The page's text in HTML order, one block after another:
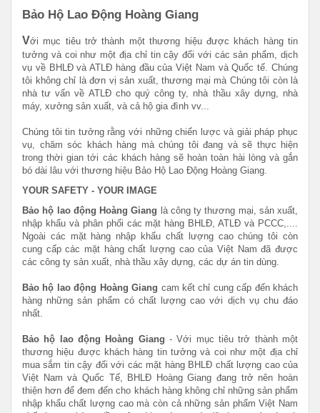
Bảo Hộ Lao Động Hoàng Giang
Với mục tiêu trở thành một thương hiệu được khách hàng tin
tưởng và coi như một địa chỉ tin cậy đối với các sản phẩm, dịch
vụ về BHLĐ và ATLĐ hàng đầu của Việt Nam và Quốc tế. Chúng
tôi không chỉ là đơn vị sản xuất, thương mại mà Chúng tôi còn là
nhà tư vấn về ATLĐ cho quý công ty, nhà thầu xây dựng, nhà
máy, xưởng sản xuất, và cả hộ gia đình vv...
Chúng tôi tin tưởng rằng với những chiến lược và giải pháp phục
vụ, chăm sóc khách hàng mà chúng tôi đang và sẽ thực hiện
trong thời gian tới các khách hàng sẽ hoàn toàn hài lòng và gắn
bó dài lâu với thương hiệu Bảo Hộ Lao Động Hoàng Giang.
YOUR SAFETY - YOUR IMAGE
Bảo hộ lao động Hoàng Giang là công ty thương mại, sản xuất,
nhập khẩu và phân phối các mặt hàng BHLĐ, ATLĐ và PCCC,....
Ngoài các mặt hàng nhập khẩu chất lượng cao chúng tôi còn
cung cấp các mặt hàng chất lượng cao của Việt Nam đã được
các công ty sản xuất, nhà thầu xây dựng, các dự án tin dùng.
Bảo hộ lao động Hoàng Giang cam kết chỉ cung cấp đến khách
hàng những sản phẩm có chất lượng cao với dịch vụ chu đáo
nhất.
Bảo hộ lao động Hoàng Giang - Với mục tiêu trở thành một
thương hiệu được khách hàng tin tưởng và coi như một địa chỉ
mua sắm tin cậy đối với các mặt hàng BHLĐ chất lượng cao của
Việt Nam và Quốc Tế, BHLĐ Hoàng Giang đang trở nên hoàn
thiện hơn để đem đến cho khách hàng không chỉ những sản phẩm
nhập khẩu chất lượng cao mà còn cả những sản phẩm Việt Nam